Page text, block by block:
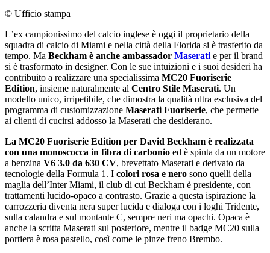
© Ufficio stampa
Lʼex campionissimo del calcio inglese è oggi il proprietario della
squadra di calcio di Miami e nella città della Florida si è trasferito da
tempo. Ma Beckham è anche ambassador Maserati e per il brand
si è trasformato in designer. Con le sue intuizioni e i suoi desideri ha
contribuito a realizzare una specialissima MC20 Fuoriserie
Edition, insieme naturalmente al Centro Stile Maserati. Un
modello unico, irripetibile, che dimostra la qualità ultra esclusiva del
programma di customizzazione Maserati Fuoriserie, che permette
ai clienti di cucirsi addosso la Maserati che desiderano.
La MC20 Fuoriserie Edition per David Beckham è realizzata
con una monoscocca in fibra di carbonio ed è spinta da un motore
a benzina V6 3.0 da 630 CV, brevettato Maserati e derivato da
tecnologie della Formula 1. I colori rosa e nero sono quelli della
maglia dellʼInter Miami, il club di cui Beckham è presidente, con
trattamenti lucido-opaco a contrasto. Grazie a questa ispirazione la
carrozzeria diventa nera super lucida e dialoga con i loghi Tridente,
sulla calandra e sul montante C, sempre neri ma opachi. Opaca è
anche la scritta Maserati sul posteriore, mentre il badge MC20 sulla
portiera è rosa pastello, così come le pinze freno Brembo.